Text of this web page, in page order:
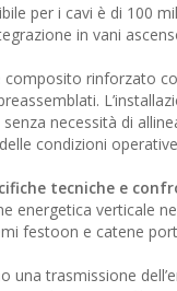
per i cavi è di 100
in vani
rinforzato
necessità di
condizioni
tecniche e
energetica verticale
festoon e catene
una trasmissione